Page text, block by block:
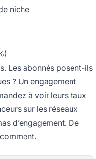
niche
Les abonnés posent-ils
? Un engagement
à voir leurs taux
sur les réseaux
d’engagement. De